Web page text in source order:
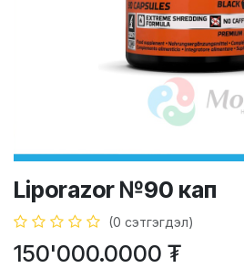
Liporazor №90 кап
(0 сэтгэгдэл)
150'000.0000 ₮